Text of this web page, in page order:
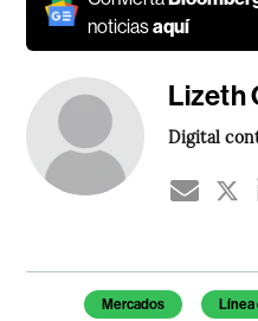
noticiasaquí
Lizeth
Digital
Temas de este artículo
Mercados Línea